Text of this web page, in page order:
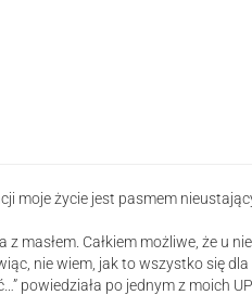
moje życie jest pasmem
masłem. Całkiem możliwe, że u
nie wiem, jak to wszystko się
powiedziała po jednym z moich